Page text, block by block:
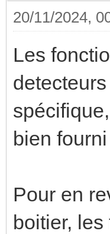
20/11/2024,
Les
bien fourni
Pour en
boitier,